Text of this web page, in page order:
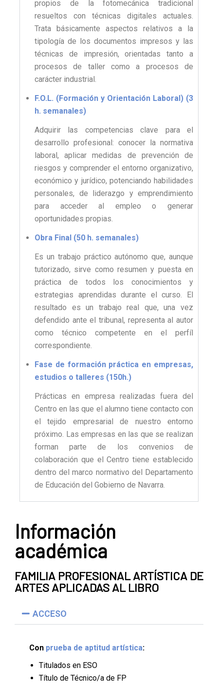
propios de la fotomecánica tradicional
resueltos con técnicas digitales actuales.
Trata básicamente aspectos relativos a la
tipología de los documentos impresos y las
técnicas de impresión, orientadas tanto a
procesos de taller como a procesos de
carácter industrial.
F.O.L. (Formación y Orientación Laboral) (3
h. semanales)
Adquirir las competencias clave para el
desarrollo profesional: conocer la normativa
laboral, aplicar medidas de prevención de
riesgos y comprender el entorno organizativo,
económico y jurídico, potenciando habilidades
personales, de liderazgo y emprendimiento
para acceder al empleo o generar
oportunidades propias.
Obra Final (50 h. semanales)
Es un trabajo práctico autónomo que, aunque
tutorizado, sirve como resumen y puesta en
práctica de todos los conocimientos y
estrategias aprendidas durante el curso. El
resultado es un trabajo real que, una vez
defendido ante el tribunal, representa al autor
como técnico competente en el perfíl
correspondiente.
Fase de formación práctica en empresas,
estudios o talleres (150h.)
Prácticas en empresa realizadas fuera del
Centro en las que el alumno tiene contacto con
el tejido empresarial de nuestro entorno
próximo. Las empresas en las que se realizan
forman parte de los convenios de
colaboración que el Centro tiene establecido
dentro del marco normativo del Departamento
de Educación del Gobierno de Navarra.
Información
académica
FAMILIA PROFESIONAL ARTÍSTICA DE
ARTES APLICADAS AL LIBRO
ACCESO
Con prueba de aptitud artística:
Titulados en ESO
Título de Técnico/a de FP